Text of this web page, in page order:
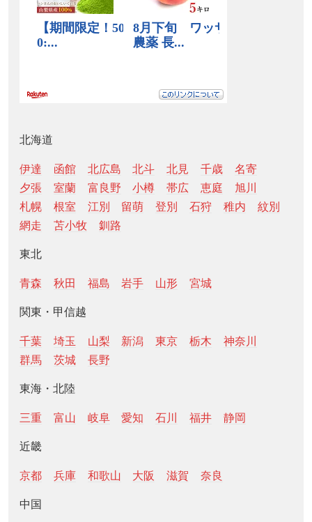
北海道
伊達 函館 北広島 北斗 北見 千歳
名寄
夕張
室蘭 富良野 小樽 帯広 恵庭
旭川
札幌
根室 江別 留萌 登別 石狩 稚内
紋別
網走
苫小牧 釧路
東北
青森 秋田 福島 岩手 山形 宮城
関東・甲信越
千葉 埼玉 山梨 新潟 東京 栃木
神奈川
群馬
茨城 長野
東海・北陸
三重 富山 岐阜 愛知 石川 福井 静岡
近畿
京都 兵庫 和歌山 大阪 滋賀 奈良
中国